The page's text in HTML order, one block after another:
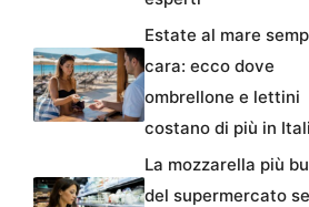
Estate al mare
cara: ecco dove
ombrellone e lettini
costano di più in
La mozzarella più
del supermercato